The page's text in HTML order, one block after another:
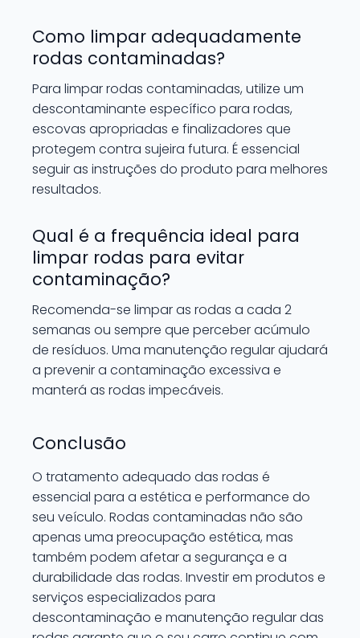
Como limpar adequadamente
rodas contaminadas?
Para limpar rodas contaminadas, utilize um
descontaminante específico para rodas,
escovas apropriadas e finalizadores que
protegem contra sujeira futura. É essencial
seguir as instruções do produto para melhores
resultados.
Qual é a frequência ideal para
limpar rodas para evitar
contaminação?
Recomenda-se limpar as rodas a cada 2
semanas ou sempre que perceber acúmulo
de resíduos. Uma manutenção regular ajudará
a prevenir a contaminação excessiva e
manterá as rodas impecáveis.
Conclusão
O tratamento adequado das rodas é
essencial para a estética e performance do
seu veículo. Rodas contaminadas não são
apenas uma preocupação estética, mas
também podem afetar a segurança e a
durabilidade das rodas. Investir em produtos e
serviços especializados para
descontaminação e manutenção regular das